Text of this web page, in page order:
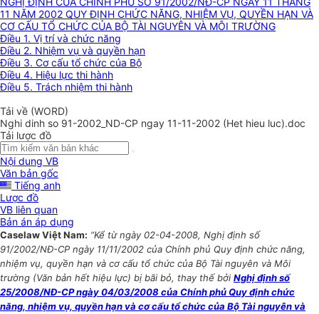
11 NĂM 2002 QUY ĐỊNH CHỨC NĂNG, NHIỆM VỤ, QUYỀN HẠN VÀ
CƠ CẤU TỔ CHỨC CỦA BỘ TÀI NGUYÊN VÀ MÔI TRƯỜNG
Điều 1. Vị trí và chức năng
Điều 2. Nhiệm vụ và quyền hạn
Điều 3. Cơ cấu tổ chức của Bộ
Điều 4. Hiệu lực thi hành
Điều 5. Trách nhiệm thi hành
Tải về (WORD)
Nghi dinh so 91-2002_ND-CP ngay 11-11-2002 (Het hieu luc).doc
Tải lược đồ
Nội dung VB
Văn bản gốc
Tiếng anh
Lược đồ
VB liên quan
Bản án áp dụng
Caselaw Việt Nam: “Kể từ ngày 02-04-2008, Nghị định số
91/2002/NĐ-CP ngày 11/11/2002 của Chính phủ Quy định chức năng,
nhiệm vụ, quyền hạn và cơ cấu tổ chức của Bộ Tài nguyên và Môi
trường (Văn bản hết hiệu lực) bị bãi bỏ, thay thế bởi Nghị định số
25/2008/NĐ-CP ngày 04/03/2008 của Chính phủ Quy định chức
năng, nhiệm vụ, quyền hạn và cơ cấu tổ chức của Bộ Tài nguyên và